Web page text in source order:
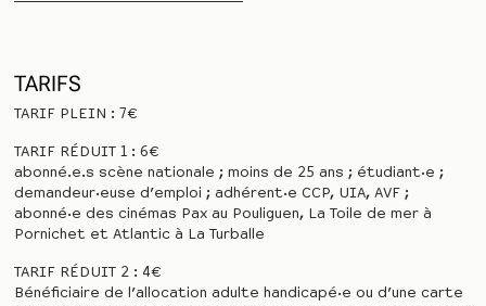
TARIFS
TARIF PLEIN : 7€
TARIF RÉDUIT 1 : 6€
abonné.e.s scène nationale ; moins de 25 ans ; étudiant·e ;
demandeur·euse d’emploi ; adhérent·e CCP, UIA, AVF ;
abonné·e des cinémas Pax au Pouliguen, La Toile de mer à
Pornichet et Atlantic à La Turballe
TARIF RÉDUIT 2 : 4€
Bénéficiaire de l’allocation adulte handicapé·e ou d’une carte